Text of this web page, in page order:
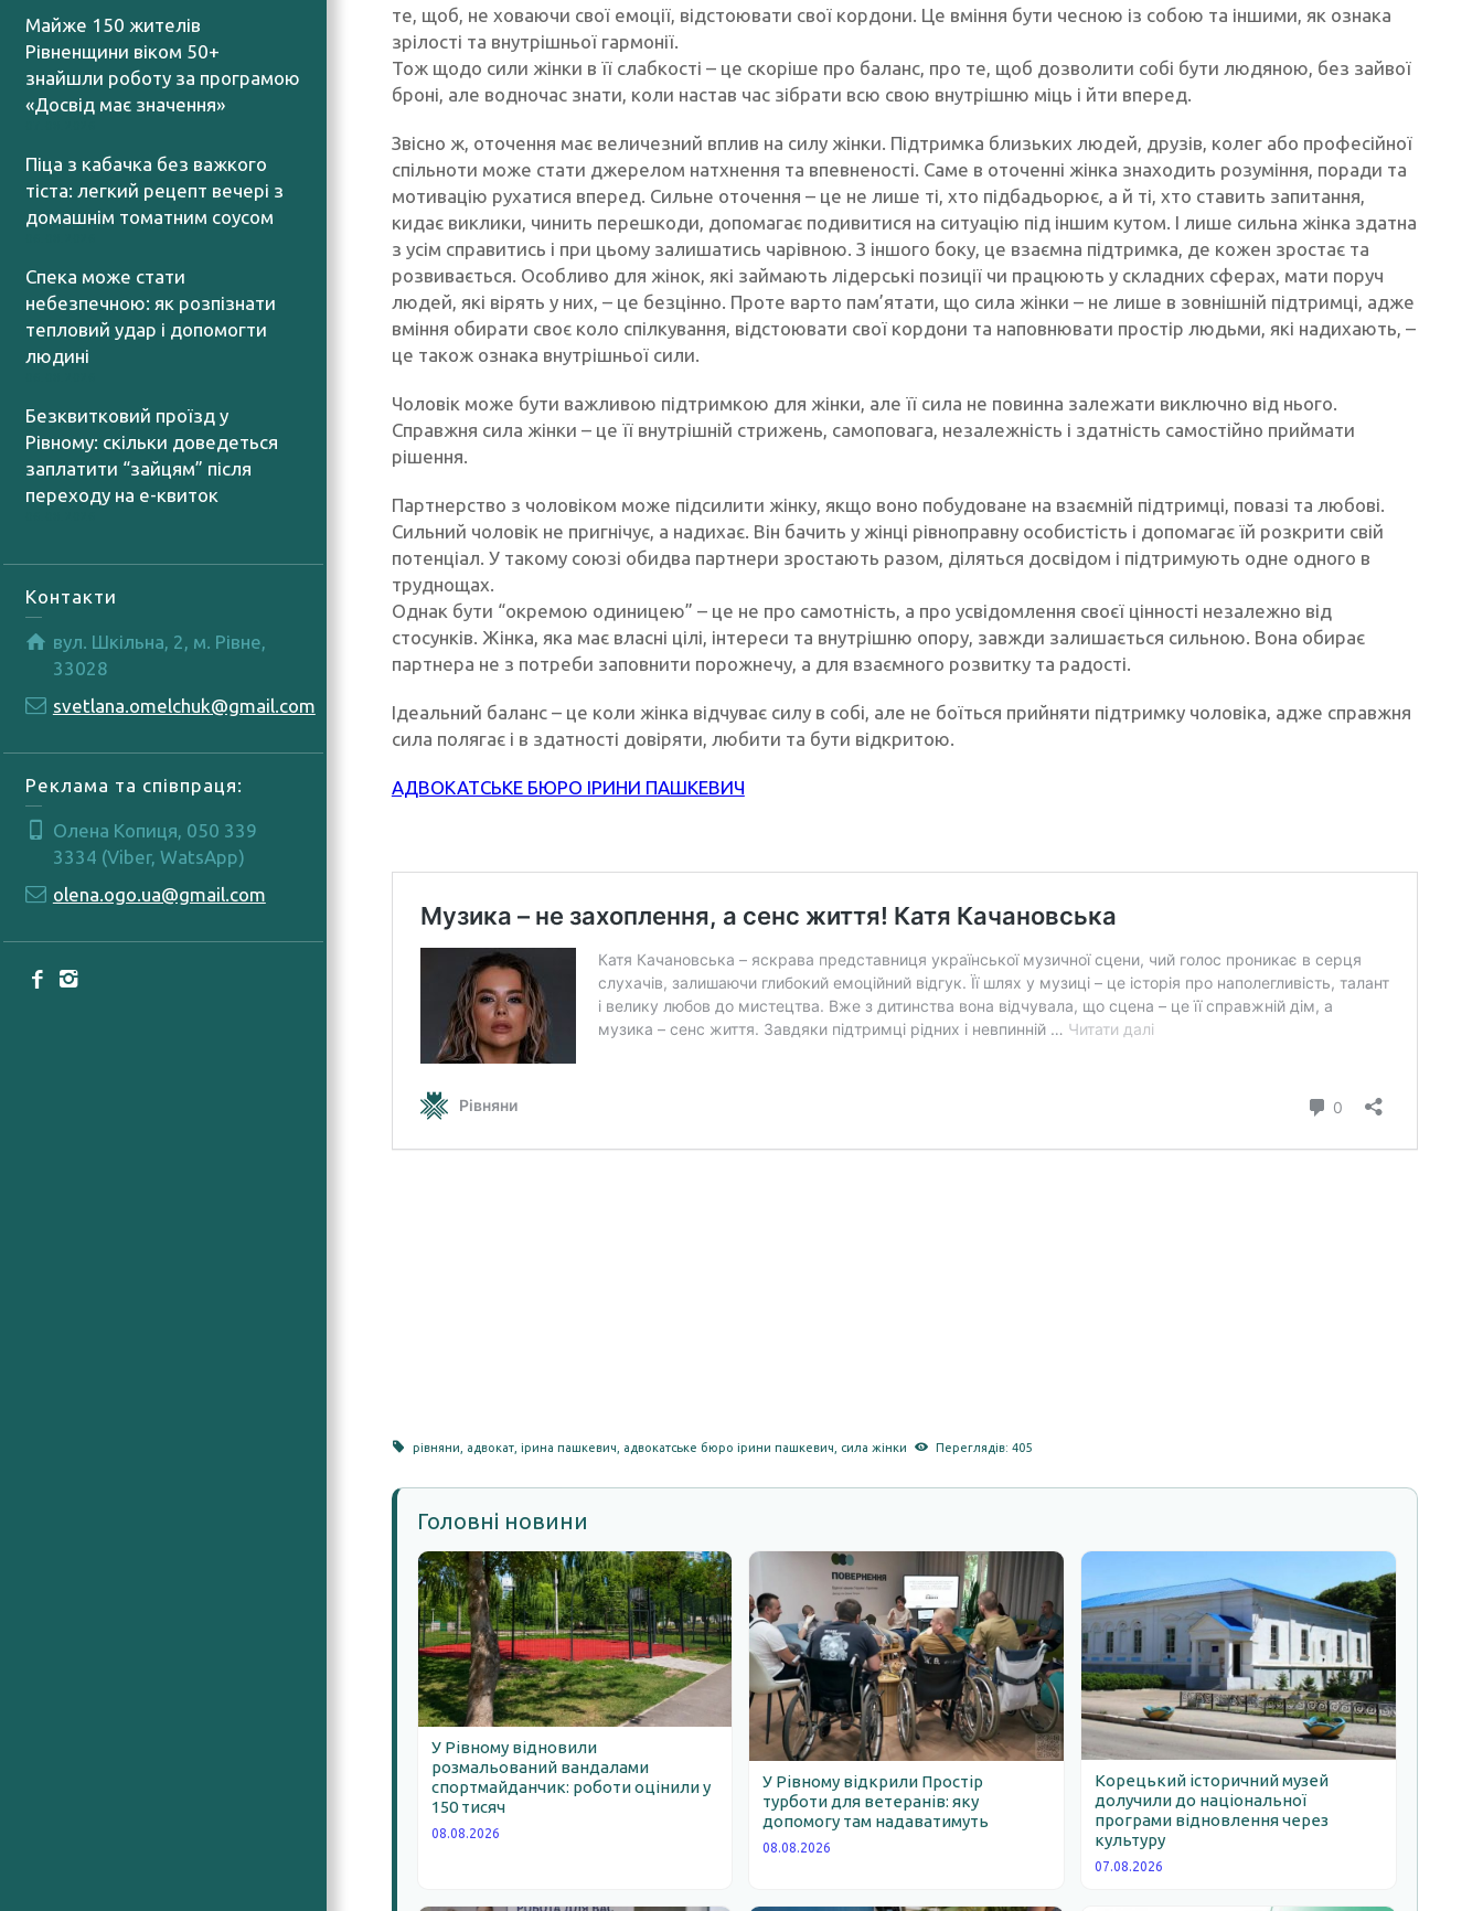
Майже 150 жителів
Рівненщини віком 50+
знайшли роботу за програмою
«Досвід має значення»
Піца з кабачка без важкого
тіста: легкий рецепт вечері з
домашнім томатним соусом
Спека може стати
небезпечною: як розпізнати
тепловий удар і допомогти
людині
Безквитковий проїзд у
Рівному: скільки доведеться
заплатити “зайцям” після
переходу на е-квиток
Контакти
вул. Шкільна, 2, м. Рівне,
33028
svetlana.omelchuk@gmail.com
Реклама та співпраця:
Олена Копиця, 050 339
3334 (Viber, WatsApp)
olena.ogo.ua@gmail.com
те, щоб, не ховаючи свої емоції, відстоювати свої кордони. Це вміння бути чесною із собою та іншими, як ознака
зрілості та внутрішньої гармонії.
Тож щодо сили жінки в її слабкості – це скоріше про баланс, про те, щоб дозволити собі бути людяною, без зайвої
броні, але водночас знати, коли настав час зібрати всю свою внутрішню міць і йти вперед.
Звісно ж, оточення має величезний вплив на силу жінки. Підтримка близьких людей, друзів, колег або професійної
спільноти може стати джерелом натхнення та впевненості. Саме в оточенні жінка знаходить розуміння, поради та
мотивацію рухатися вперед. Сильне оточення – це не лише ті, хто підбадьорює, а й ті, хто ставить запитання,
кидає виклики, чинить перешкоди, допомагає подивитися на ситуацію під іншим кутом. І лише сильна жінка здатна
з усім справитись і при цьому залишатись чарівною. З іншого боку, це взаємна підтримка, де кожен зростає та
розвивається. Особливо для жінок, які займають лідерські позиції чи працюють у складних сферах, мати поруч
людей, які вірять у них, – це безцінно. Проте варто пам’ятати, що сила жінки – не лише в зовнішній підтримці, адже
вміння обирати своє коло спілкування, відстоювати свої кордони та наповнювати простір людьми, які надихають, –
це також ознака внутрішньої сили.
Чоловік може бути важливою підтримкою для жінки, але її сила не повинна залежати виключно від нього.
Справжня сила жінки – це її внутрішній стрижень, самоповага, незалежність і здатність самостійно приймати
рішення.
Партнерство з чоловіком може підсилити жінку, якщо воно побудоване на взаємній підтримці, повазі та любові.
Сильний чоловік не пригнічує, а надихає. Він бачить у жінці рівноправну особистість і допомагає їй розкрити свій
потенціал. У такому союзі обидва партнери зростають разом, діляться досвідом і підтримують одне одного в
труднощах.
Однак бути “окремою одиницею” – це не про самотність, а про усвідомлення своєї цінності незалежно від
стосунків. Жінка, яка має власні цілі, інте­реси та внутрішню опору, завжди залишається сильною. Вона обирає
партнера не з потреби заповнити порожнечу, а для взаємного розвитку та радості.
Ідеальний баланс – це коли жінка відчуває силу в собі, але не боїться прийняти підтримку чоловіка, адже справжня
сила полягає і в здатності довіряти, любити та бути відкритою.
АДВОКАТСЬКЕ БЮРО ІРИНИ ПАШКЕВИЧ
рівняни адвокат ,ірина пашкевич адвокатське бюро ірини пашкевич сила жінки Переглядів: 405
Головні новини
У Рівному відновили
розмальований вандалами
спортмайданчик: роботи оцінили у
150 тисяч
08.08.2026
У Рівному відкрили Простір
турботи для ветеранів: яку
допомогу там надаватимуть
08.08.2026
Корецький історичний музей
долучили до національної
програми відновлення через
культуру
07.08.2026